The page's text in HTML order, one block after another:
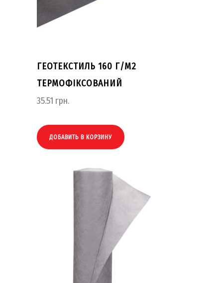
ГЕОТЕКСТИЛЬ 160 Г/М2
ТЕРМОФІКСОВАНИЙ
35.51 грн.
ДОБАВИТЬ В КОРЗИНУ